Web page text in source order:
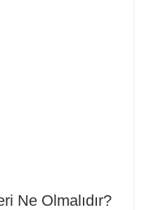
Ne Olmalıdır?